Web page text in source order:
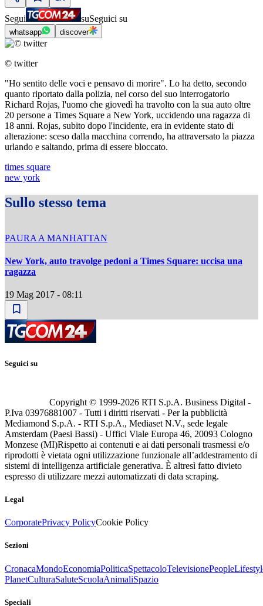
Segui suSeguici su
whatsapp discover
© twitter
"Ho sentito delle voci e pensavo di morire". Lo ha detto, secondo
quanto riportato dalla polizia, nel corso del suo interrogatorio
Richard Rojas, l'uomo che giovedì ha travolto con la sua auto oltre
20 persone a Times Square a New York, uccidendo una ragazza di
18 anni. Rojas, subito dopo l'incidente, era in evidente stato di
alterazione: sceso dalla macchina correndo, ha attraversato la piazza
urlando e saltando, prima di essere bloccato.
times square
new york
Sullo stesso tema
PAURA A MANHATTAN
New York, auto travolge pedoni a Times Square: uccisa una
ragazza
19 Mag 2017 - 08:11
Seguici su
Copyright © 1999-2026 RTI S.p.A. Business Digital -
P.Iva 03976881007 - Tutti i diritti riservati - Per la pubblicità
Mediamond S.p.A. - RTI S.p.A., Mediaset N.V., sede legale
Amsterdam (Paesi Bassi) - Uffici Viale Europa 46, 20093 Cologno
Monzese (MI)Rispetto ai contenuti e ai dati personali trasmessi e/o
riprodotti è vietata ogni utilizzazione funzionale all’addestramento di
sistemi di intelligenza artificiale generativa. È altresì fatto divieto
espresso di utilizzare mezzi automatizzati di data scraping.
Legal
CorporatePrivacy PolicyCookie Policy
Sezioni
CronacaMondoEconomiaPoliticaSpettacoloTelevisionePeople
PlanetCulturaSaluteScuolaAnimaliSpazio
Speciali